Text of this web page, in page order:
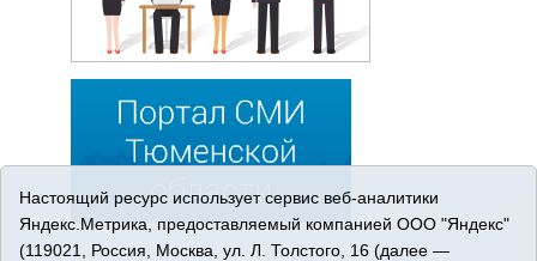
Настоящий ресурс использует сервис веб-аналитики
Яндекс.Метрика, предоставляемый компанией ООО "Яндекс"
(119021, Россия, Москва, ул. Л. Толстого, 16 (далее —